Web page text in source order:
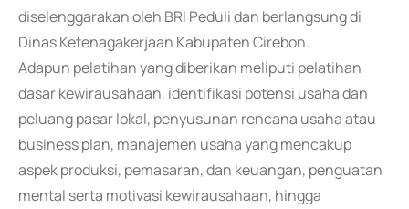
diselenggarakan oleh BRI Peduli dan berlangsung di
Dinas Ketenagakerjaan Kabupaten Cirebon.
Adapun pelatihan yang diberikan meliputi pelatihan
dasar kewirausahaan, identifikasi potensi usaha dan
peluang pasar lokal, penyusunan rencana usaha atau
business plan, manajemen usaha yang mencakup
aspek produksi, pemasaran, dan keuangan, penguatan
mental serta motivasi kewirausahaan, hingga